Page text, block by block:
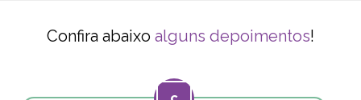
Confira abaixo alguns depoimentos!